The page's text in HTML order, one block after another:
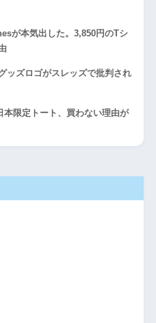
が本気出した。3,850円のTシ
ッズロゴがスレッズで批判され
本限定トート、買わない理由が